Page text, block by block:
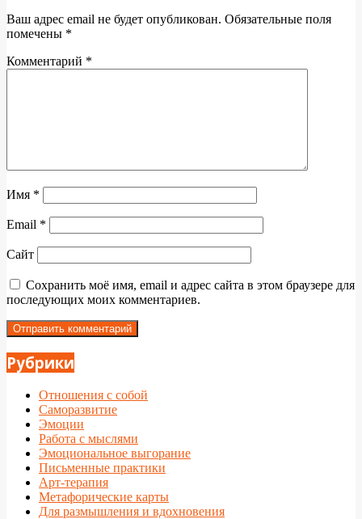
Ваш адрес email не будет опубликован. Обязательные поля
помечены *
Комментарий *
Имя *
Email *
Сайт
Сохранить моё имя, email и адрес сайта в этом браузере для
последующих моих комментариев.
Рубрики
Отношения с собой
Саморазвитие
Эмоции
Работа с мыслями
Эмоциональное выгорание
Письменные практики
Арт-терапия
Метафорические карты
Для размышления и вдохновения